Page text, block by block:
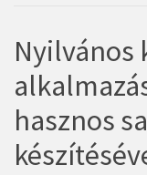
Nyilvános
hasznos